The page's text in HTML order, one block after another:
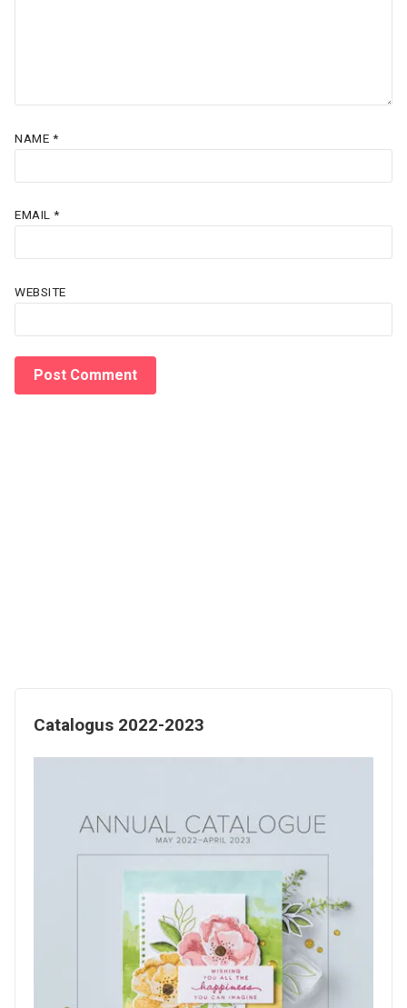
NAME *
EMAIL *
WEBSITE
Catalogus 2022-2023